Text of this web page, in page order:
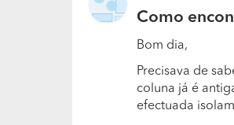
Como
Bom dia,
Precisava de
coluna já é
efectuada